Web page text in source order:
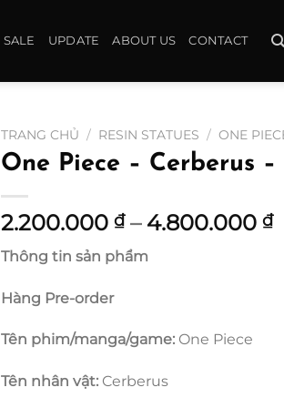
SALE UPDATE ABOUT US CONTACT
TRANG CHỦ / RESIN STATUES / ONE
One Piece – Cerberus
2.200.000 ₫ – 4.800.000 ₫
Thông tin sản phẩm
Hàng Pre-order
Tên phim/manga/game: One Piece
Tên nhân vật: Cerberus